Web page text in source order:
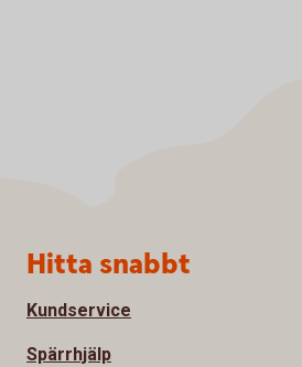
Sidfot
Hitta snabbt
Kundservice
Spärrhjälp